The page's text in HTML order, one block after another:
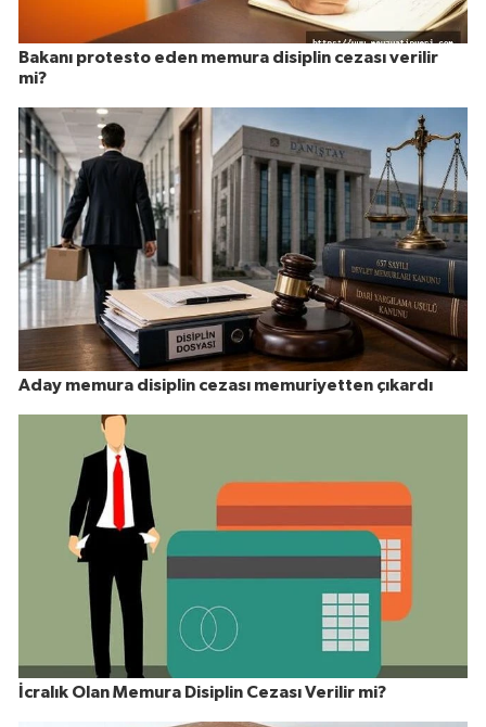
Bakanı protesto eden memura disiplin cezası verilir
mi?
Aday memura disiplin cezası memuriyetten çıkardı
İcralık Olan Memura Disiplin Cezası Verilir mi?